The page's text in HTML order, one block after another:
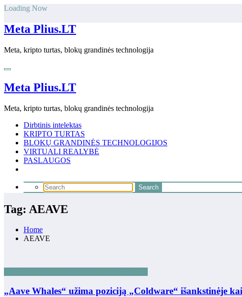
Skip
content
Loading Now
Meta Plius.LT
Meta, kripto turtas, blokų grandinės technologija
Meta Plius.LT
Meta, kripto turtas, blokų grandinės technologija
Dirbtinis intelektas
KRIPTO TURTAS
BLOKŲ GRANDINĖS TECHNOLOGIJOS
VIRTUALI REALYBĖ
PASLAUGOS
Tag: AEAVE
Home
AEAVE
„Aave Whales“ užima poziciją „Coldware“ išankstinėje